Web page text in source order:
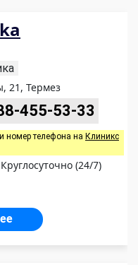
21, Термез
455-53-33
номер телефона на Клиникс
Круглосуточно (24/7)